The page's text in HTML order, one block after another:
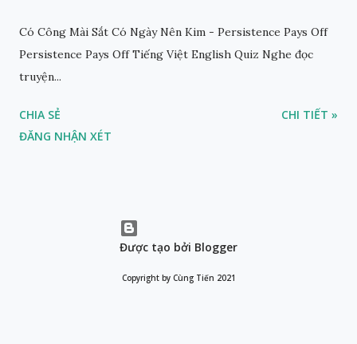
Có Công Mài Sắt Có Ngày Nên Kim - Persistence Pays Off
Persistence Pays Off Tiếng Việt English Quiz Nghe đọc
truyện...
CHIA SẺ
ĐĂNG NHẬN XÉT
CHI TIẾT »
Được tạo bởi Blogger
Copyright by Cùng Tiến 2021